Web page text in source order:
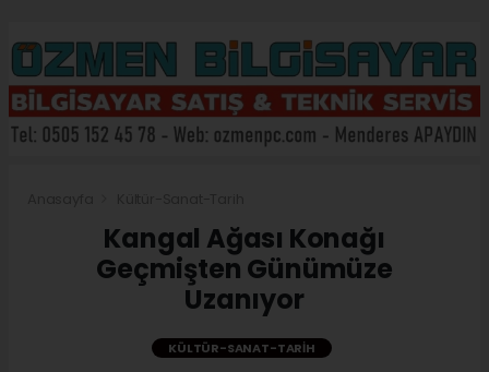
Kangal Ağası Konağı
Geçmişten Günümüze
Uzanıyor
KÜLTÜR-SANAT-TARIH